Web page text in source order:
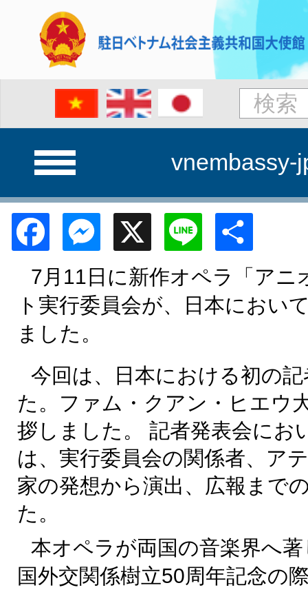
vnembassy-
FacebookMessenger
X Line
7月11日に新作オペラ「アニ
ト実行委員会が、日本におい
ました。
今回は、日本における初の
た。ファム・クアン・ヒエウ
拶しました。 記者発表会にお
は、実行委員会の関係者、ア
家の発想から演出、広報まで
た。
本オペラが両国の音楽界へ
国外交関係樹立50周年記念の